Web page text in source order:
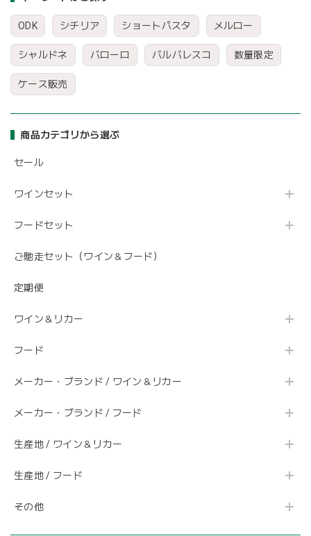
ODK シチリア ショートパスタ メルロー
シャルドネ バローロ バルバレスコ 数量限定
ケース販売
商品カテゴリから選ぶ
セール
ワインセット
フードセット
ご馳走セット（ワイン＆フード）
定期便
ワイン＆リカー
フード
メーカー・ブランド / ワイン＆リカー
メーカー・ブランド / フード
生産地 / ワイン＆リカー
生産地 / フード
その他